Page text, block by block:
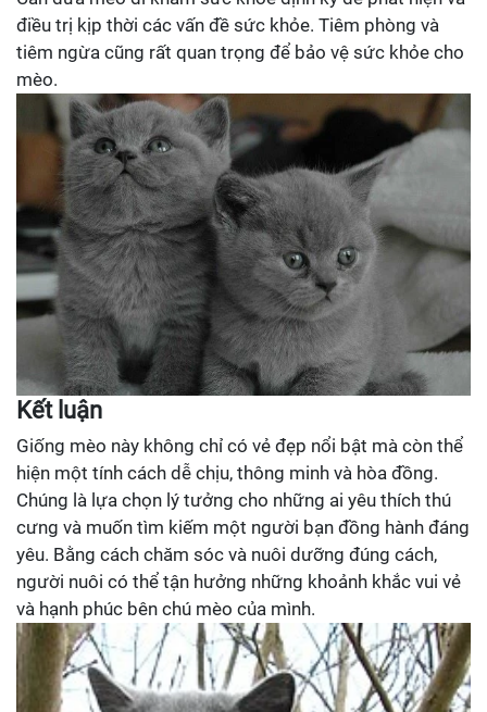
điều trị kịp thời các vấn đề sức khỏe. Tiêm phòng và
tiêm ngừa cũng rất quan trọng để bảo vệ sức khỏe cho
mèo.
Kết luận
Giống mèo này không chỉ có vẻ đẹp nổi bật mà còn thể
hiện một tính cách dễ chịu, thông minh và hòa đồng.
Chúng là lựa chọn lý tưởng cho những ai yêu thích thú
cưng và muốn tìm kiếm một người bạn đồng hành đáng
yêu. Bằng cách chăm sóc và nuôi dưỡng đúng cách,
người nuôi có thể tận hưởng những khoảnh khắc vui vẻ
và hạnh phúc bên chú mèo của mình.